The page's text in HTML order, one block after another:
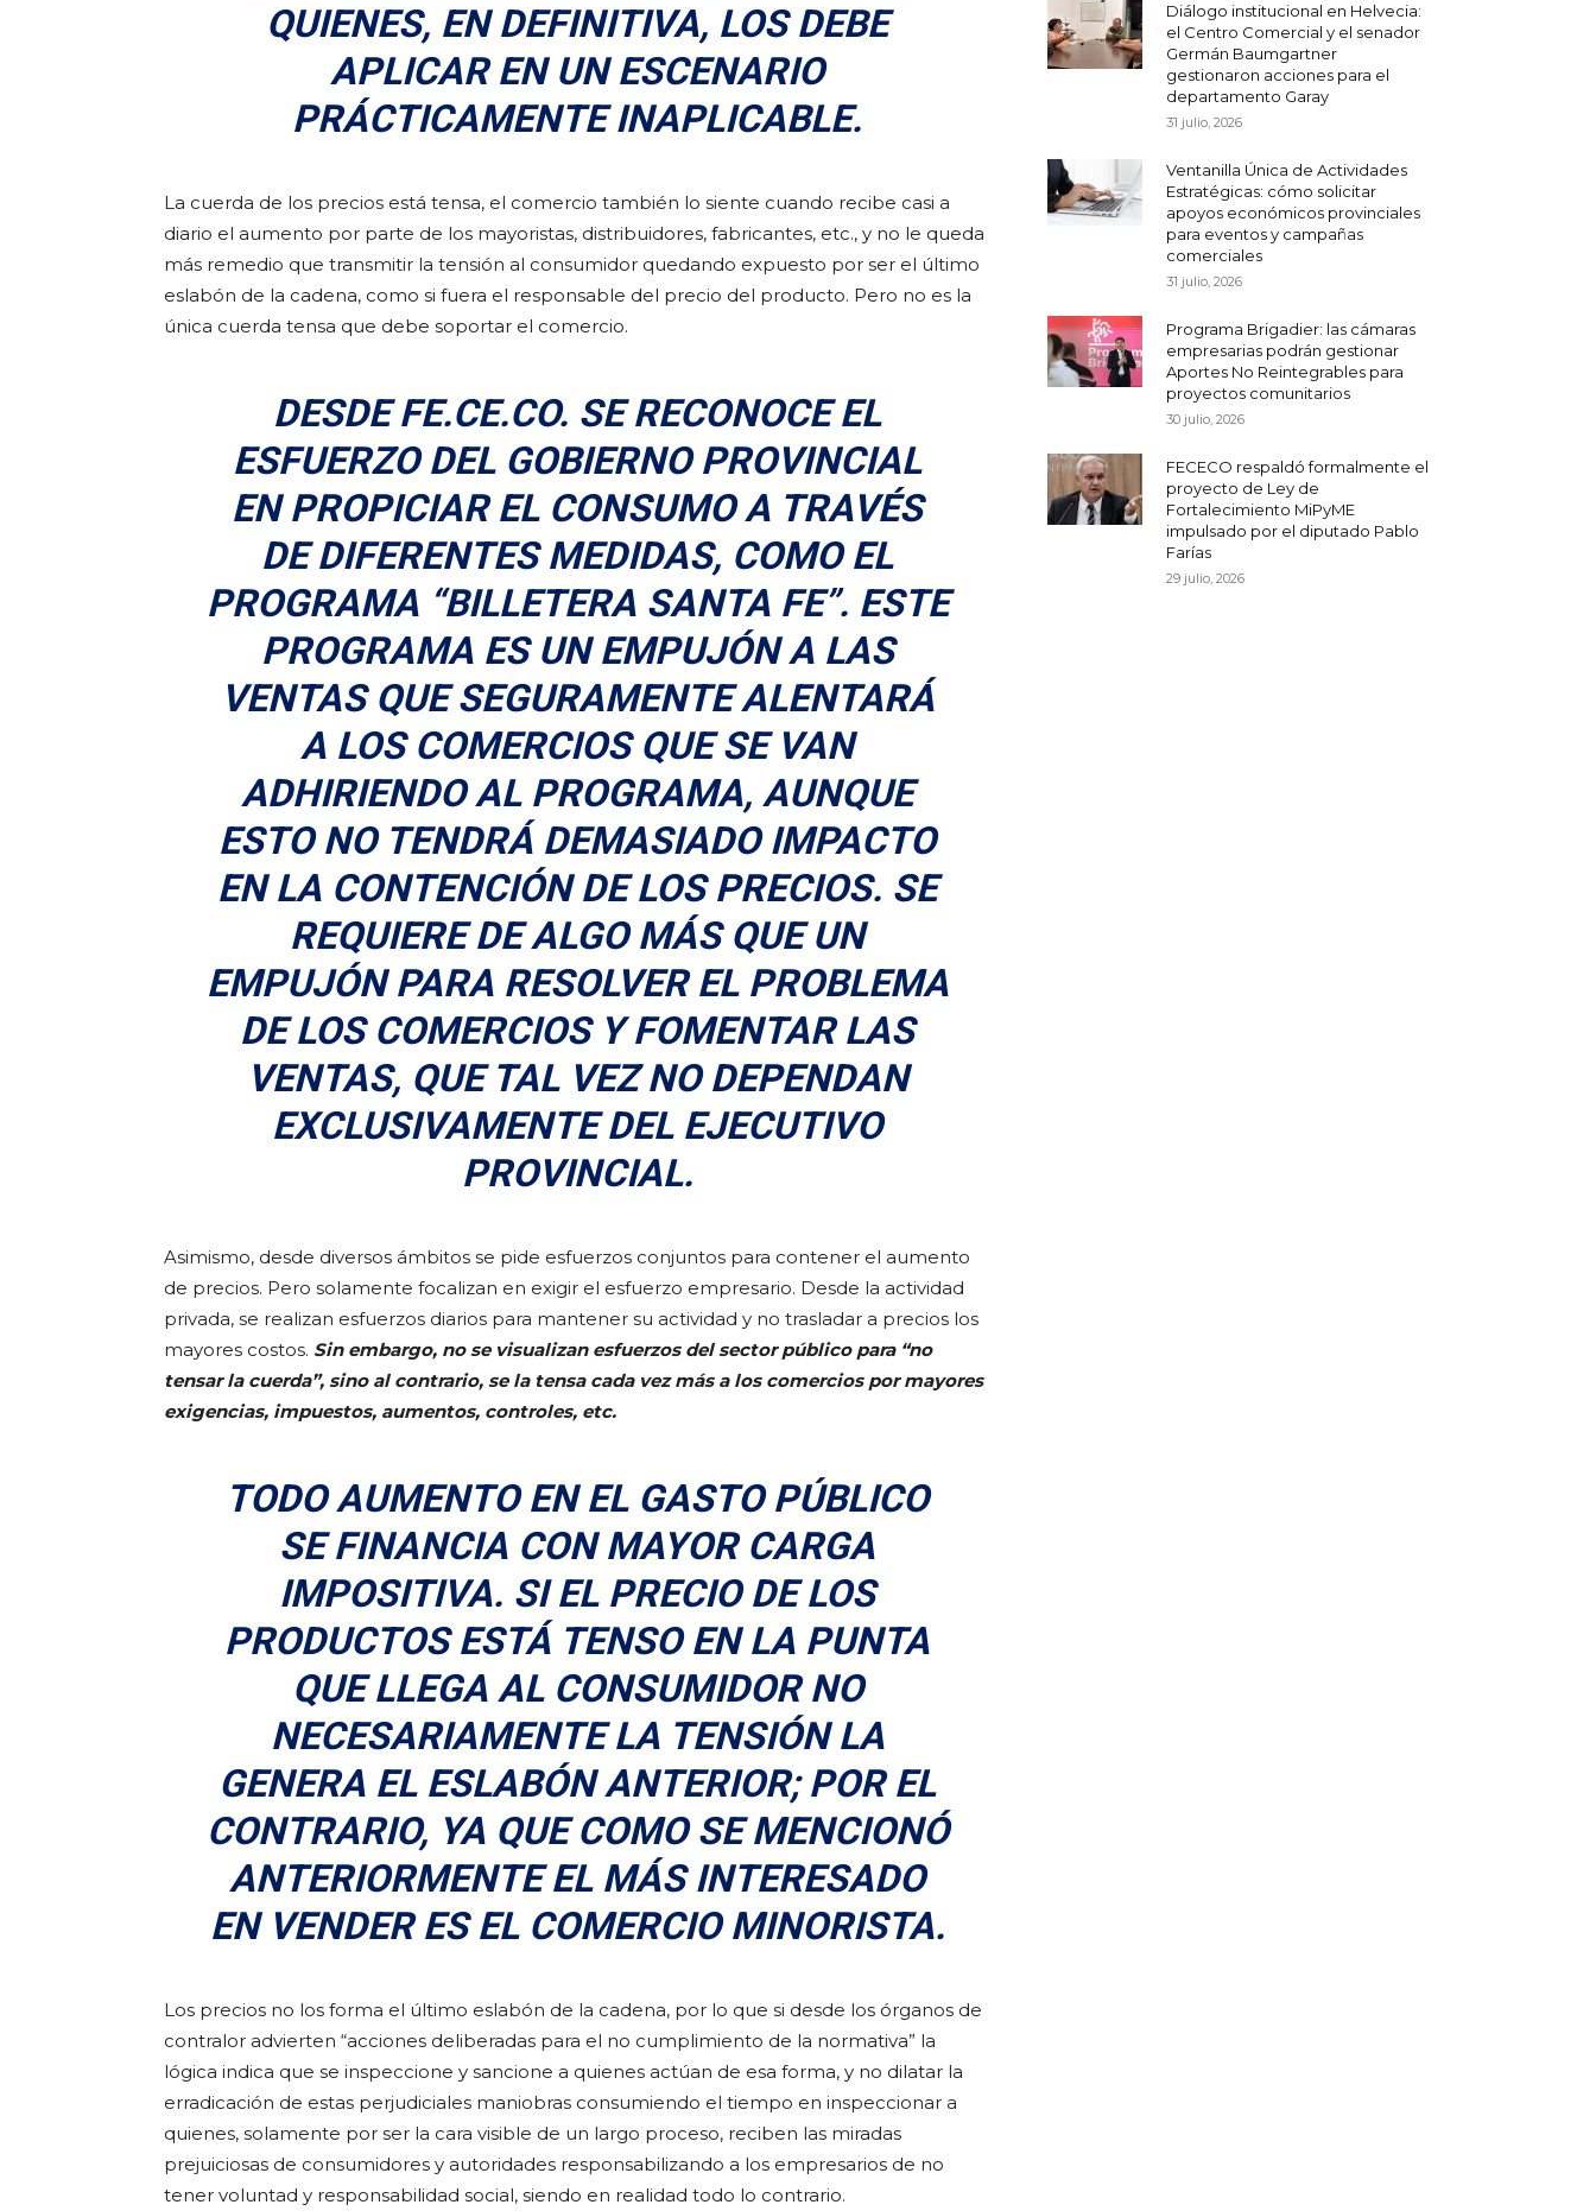
QUIENES, EN DEFINITIVA, LOS DEBE
APLICAR EN UN ESCENARIO
PRÁCTICAMENTE INAPLICABLE.
La cuerda de los precios está tensa, el comercio también lo siente cuando recibe casi a
diario el aumento por parte de los mayoristas, distribuidores, fabricantes, etc., y no le queda
más remedio que transmitir la tensión al consumidor quedando expuesto por ser el último
eslabón de la cadena, como si fuera el responsable del precio del producto. Pero no es la
única cuerda tensa que debe soportar el comercio.
DESDE FE.CE.CO. SE RECONOCE EL
ESFUERZO DEL GOBIERNO PROVINCIAL
EN PROPICIAR EL CONSUMO A TRAVÉS
DE DIFERENTES MEDIDAS, COMO EL
PROGRAMA “BILLETERA SANTA FE”. ESTE
PROGRAMA ES UN EMPUJÓN A LAS
VENTAS QUE SEGURAMENTE ALENTARÁ
A LOS COMERCIOS QUE SE VAN
ADHIRIENDO AL PROGRAMA, AUNQUE
ESTO NO TENDRÁ DEMASIADO IMPACTO
EN LA CONTENCIÓN DE LOS PRECIOS. SE
REQUIERE DE ALGO MÁS QUE UN
EMPUJÓN PARA RESOLVER EL PROBLEMA
DE LOS COMERCIOS Y FOMENTAR LAS
VENTAS, QUE TAL VEZ NO DEPENDAN
EXCLUSIVAMENTE DEL EJECUTIVO
PROVINCIAL.
Asimismo, desde diversos ámbitos se pide esfuerzos conjuntos para contener el aumento
de precios. Pero solamente focalizan en exigir el esfuerzo empresario. Desde la actividad
privada, se realizan esfuerzos diarios para mantener su actividad y no trasladar a precios los
mayores costos. Sin embargo, no se visualizan esfuerzos del sector público para “no
tensar la cuerda”, sino al contrario, se la tensa cada vez más a los comercios por mayores
exigencias, impuestos, aumentos, controles, etc.
TODO AUMENTO EN EL GASTO PÚBLICO
SE FINANCIA CON MAYOR CARGA
IMPOSITIVA. SI EL PRECIO DE LOS
PRODUCTOS ESTÁ TENSO EN LA PUNTA
QUE LLEGA AL CONSUMIDOR NO
NECESARIAMENTE LA TENSIÓN LA
GENERA EL ESLABÓN ANTERIOR; POR EL
CONTRARIO, YA QUE COMO SE MENCIONÓ
ANTERIORMENTE EL MÁS INTERESADO
EN VENDER ES EL COMERCIO MINORISTA.
Los precios no los forma el último eslabón de la cadena, por lo que si desde los órganos de
contralor advierten “acciones deliberadas para el no cumplimiento de la normativa” la
lógica indica que se inspeccione y sancione a quienes actúan de esa forma, y no dilatar la
erradicación de estas perjudiciales maniobras consumiendo el tiempo en inspeccionar a
quienes, solamente por ser la cara visible de un largo proceso, reciben las miradas
prejuiciosas de consumidores y autoridades responsabilizando a los empresarios de no
tener voluntad y responsabilidad social, siendo en realidad todo lo contrario.
Diálogo institucional en Helvecia:
el Centro Comercial y el senador
Germán Baumgartner
gestionaron acciones para el
departamento Garay
31 julio, 2026
Ventanilla Única de Actividades
Estratégicas: cómo solicitar
apoyos económicos provinciales
para eventos y campañas
comerciales
31 julio, 2026
Programa Brigadier: las cámaras
empresarias podrán gestionar
Aportes No Reintegrables para
proyectos comunitarios
30 julio, 2026
FECECO respaldó formalmente el
proyecto de Ley de
Fortalecimiento MiPyME
impulsado por el diputado Pablo
Farías
29 julio, 2026